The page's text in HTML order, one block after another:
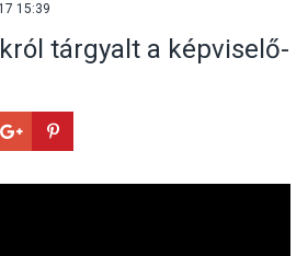
15:39
tárgyalt a képviselő-